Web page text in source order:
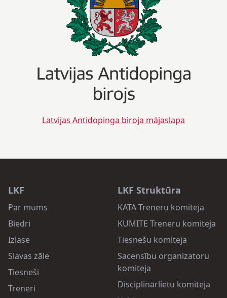
Latvijas Antidopinga biroja mājaslapa
LKF
Par mums
Biedri
Izlase
Slavas zāle
Tiesneši
Treneri
LKF Struktūra
KATA Treneru komiteja
KUMITE Treneru komiteja
Tiesnešu komiteja
Sacensību organizatoru
komiteja
Disciplinārlietu komiteja